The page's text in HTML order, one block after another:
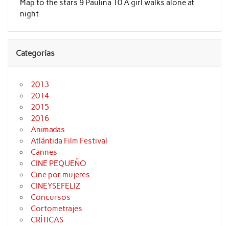
Map to the stars 9 Paulina 10 A girl walks alone at
night
Categorías
2013
2014
2015
2016
Animadas
Atlántida Film Festival
Cannes
CINE PEQUEÑO
Cine por mujeres
CINEYSEFELIZ
Concursos
Cortometrajes
CRÍTICAS